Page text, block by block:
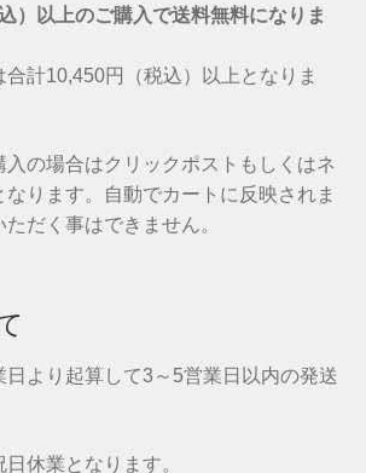
）以上のご購入で送料無料になりま
合計10,450円（税込）以上となりま
の場合はクリックポストもしくはネ
なります。自動でカートに反映されま
だく事はできません。
日より起算して3～5営業日以内の発送
休業となります。